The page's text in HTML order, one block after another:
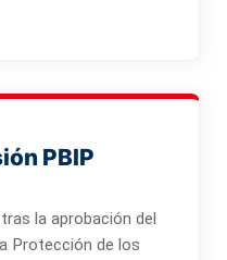
PBIP
la aprobación del
Protección de los